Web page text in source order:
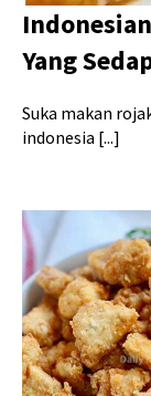
Yang
Suka makan
indonesia [...]